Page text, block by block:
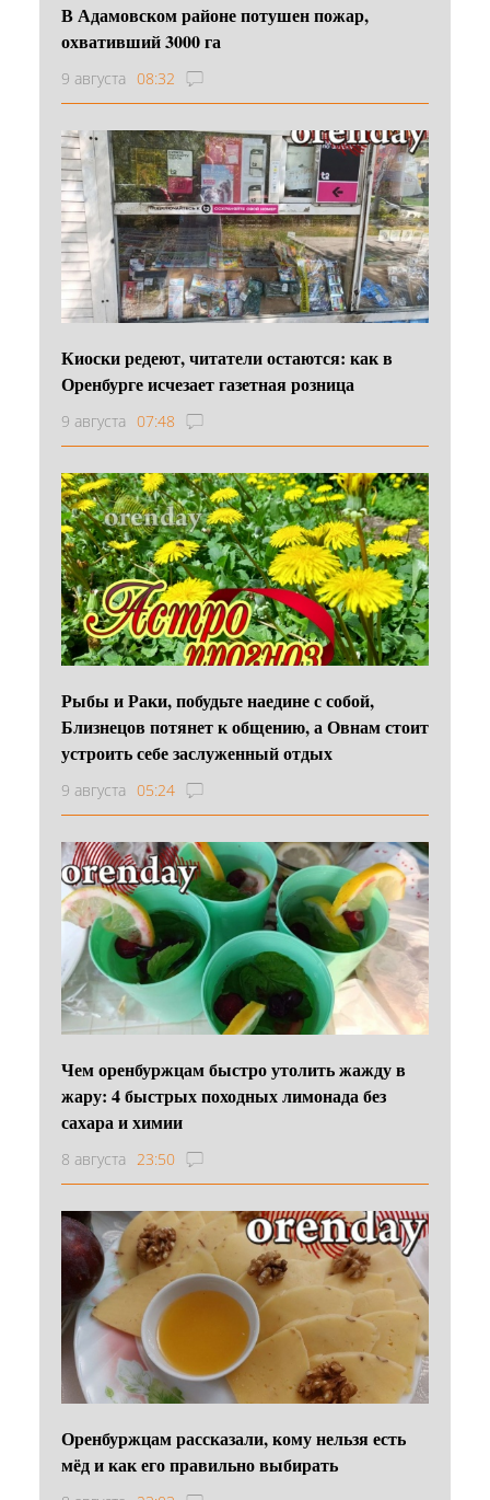
В Адамовском районе потушен пожар,
охвативший 3000 га
9 августа 08:32
Киоски редеют, читатели остаются: как в
Оренбурге исчезает газетная розница
9 августа 07:48
Рыбы и Раки, побудьте наедине с собой,
Близнецов потянет к общению, а Овнам стоит
устроить себе заслуженный отдых
9 августа 05:24
Чем оренбуржцам быстро утолить жажду в
жару: 4 быстрых походных лимонада без
сахара и химии
8 августа 23:50
Оренбуржцам рассказали, кому нельзя есть
мёд и как его правильно выбирать